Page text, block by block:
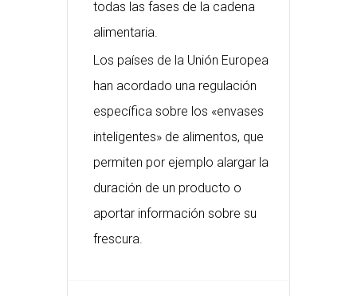
todas las fases de la cadena
alimentaria.
Los países de la Unión Europea
han acordado una regulación
específica sobre los «envases
inteligentes» de alimentos, que
permiten por ejemplo alargar la
duración de un producto o
aportar información sobre su
frescura.